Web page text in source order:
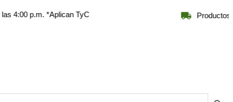
*Aplican TyC Productos